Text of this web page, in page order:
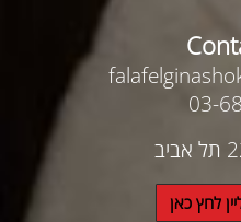
03-
לחץ כאן